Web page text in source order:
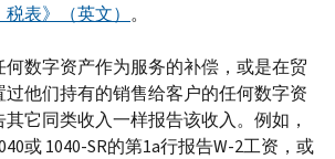
税表》（英文） 。
数字资产作为服务的补偿，或是在贸
他们持有的销售给客户的任何数字资
它同类收入一样报告该收入。例如，
或 1040-SR的第1a行报告W-2工资，或